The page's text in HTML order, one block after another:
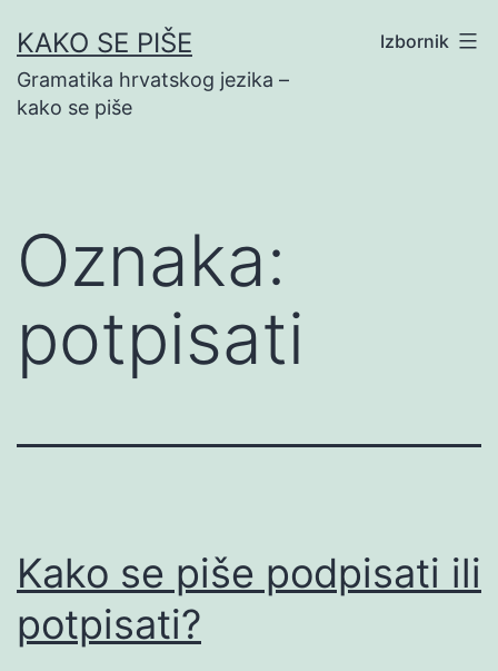
na
sadržaj
KAKO SE PIŠE
Gramatika hrvatskog jezika –
kako se piše
Izbornik
Oznaka:
potpisati
Kako se piše podpisati ili
potpisati?